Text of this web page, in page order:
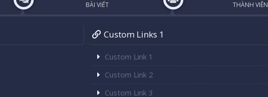
BÀI VIẾT THÀNH VIÊN
Custom Links 1
Custom Link 1
Custom Link 2
Custom Link 3